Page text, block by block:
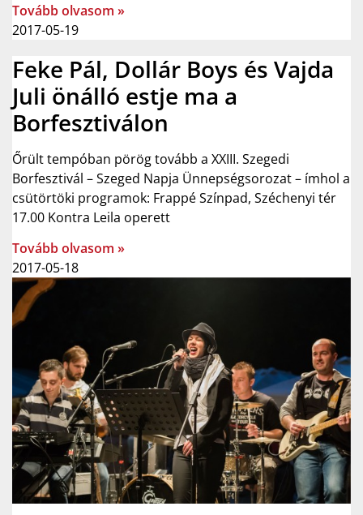
Tovább olvasom »
2017-05-19
Feke Pál, Dollár Boys és Vajda
Juli önálló estje ma a
Borfesztiválon
Őrült tempóban pörög tovább a XXIII. Szegedi
Borfesztivál – Szeged Napja Ünnepségsorozat – ímhol a
csütörtöki programok: Frappé Színpad, Széchenyi tér
17.00 Kontra Leila operett
Tovább olvasom »
2017-05-18